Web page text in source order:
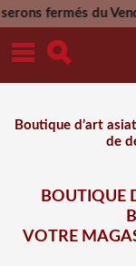
du Vendredi
Boutique d’art
de
BOUTIQUE
VOTRE